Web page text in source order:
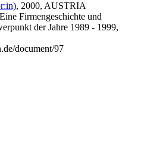
, 2000, AUSTRIA
Firmengeschichte und
der Jahre 1989 - 1999,
document/97